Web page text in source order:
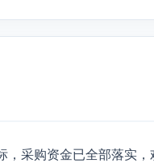
采购资金已全部落实，